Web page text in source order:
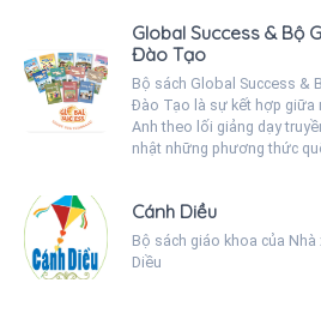
Global Success & Bộ
Đào Tạo
Bộ sách Global Success &
Đào Tạo là sự kết hợp giữa
Anh theo lối giảng dạy
nhật những phương thức
Cánh Diều
Bộ sách giáo khoa của Nhà
Diều